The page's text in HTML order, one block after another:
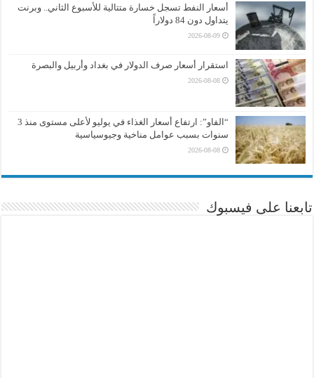
أسعار النفط تسجل خسارة متتالية للأسبوع الثاني.. وبرنت
يتداول دون 84 دولاراً
2026-08-09
استقرار أسعار صرف الدولار في بغداد وأربيل والبصرة
2026-08-08
“الفاو”: ارتفاع أسعار الغذاء في يوليو لأعلى مستوى منذ 3
سنوات بسبب عوامل مناخية وجيوسياسية
2026-08-08
تابعنا على فيسبوك